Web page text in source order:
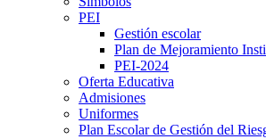
PEI
Gestión escolar
Plan de Mejoramiento
PEI-2024
Oferta Educativa
Admisiones
Uniformes
Plan Escolar de Gestión del